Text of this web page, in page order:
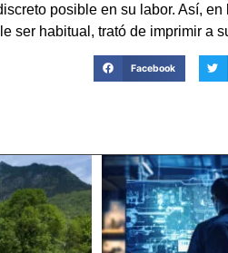
posible en su labor. Así,
ser habitual, trató de imprimir a
Facebook